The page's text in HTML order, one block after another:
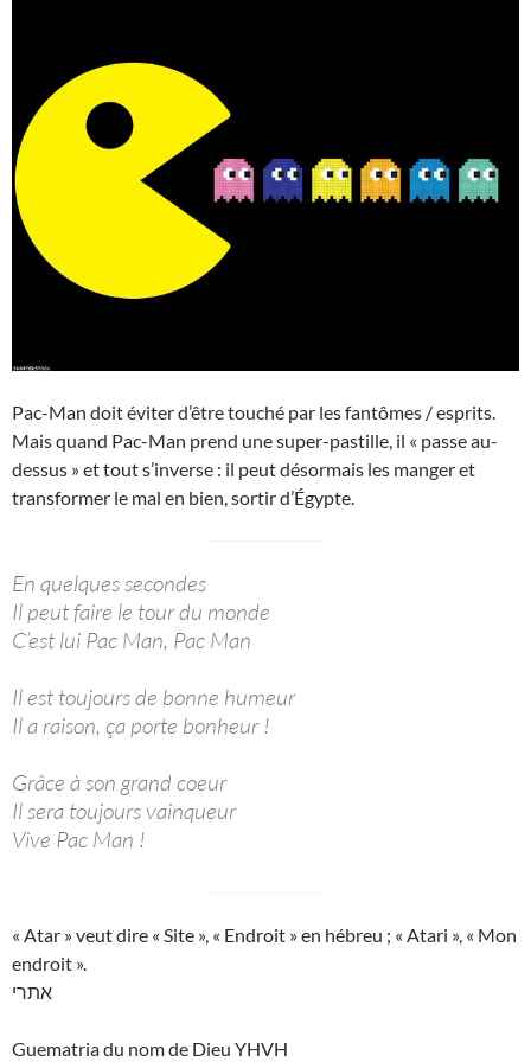
Pac-Man doit éviter d’être touché par les fantômes / esprits.
Mais quand Pac-Man prend une super-pastille, il « passe au-
dessus » et tout s’inverse : il peut désormais les manger et
transformer le mal en bien, sortir d’Égypte.
En quelques secondes
Il peut faire le tour du monde
C’est lui Pac Man, Pac Man
Il est toujours de bonne humeur
Il a raison, ça porte bonheur !
Grâce à son grand coeur
Il sera toujours vainqueur
Vive Pac Man !
« Atar » veut dire « Site », « Endroit » en hébreu ; « Atari », « Mon
endroit ».
אתרי
Guematria du nom de Dieu YHVH